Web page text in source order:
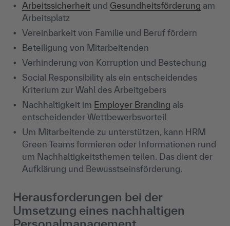
Arbeitssicherheit und Gesundheitsförderung am
Arbeitsplatz
Vereinbarkeit von Familie und Beruf fördern
Beteiligung von Mitarbeitenden
Verhinderung von Korruption und Bestechung
Social Responsibility als ein entscheidendes
Kriterium zur Wahl des Arbeitgebers
Nachhaltigkeit im Employer Branding als
entscheidender Wettbewerbsvorteil
Um Mitarbeitende zu unterstützen, kann HRM
Green Teams formieren oder Informationen rund
um Nachhaltigkeitsthemen teilen. Das dient der
Aufklärung und Bewusstseinsförderung.
Herausforderungen bei der
Umsetzung eines nachhaltigen